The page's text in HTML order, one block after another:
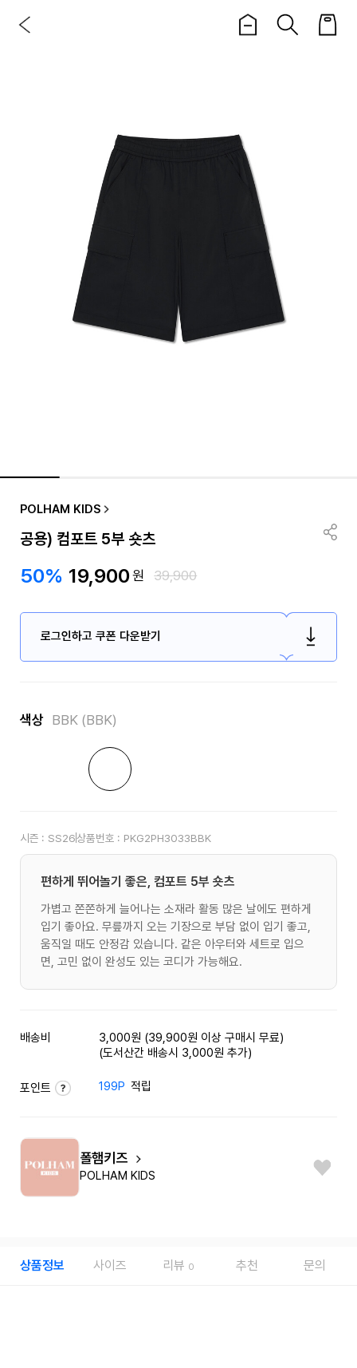
POLHAM KIDS
공용) 컴포트 5부 숏츠
50% 19,900원 39,900
로그인하고 쿠폰 다운받기
색상 BBK (BBK)
시즌 : SS26상품번호 : PKG2PH3033BBK
편하게 뛰어놀기 좋은, 컴포트 5부 숏츠
가볍고 쫀쫀하게 늘어나는 소재라 활동 많은 날에도 편하게
입기 좋아요. 무릎까지 오는 기장으로 부담 없이 입기 좋고,
움직일 때도 안정감 있습니다. 같은 아우터와 세트로 입으
면, 고민 없이 완성도 있는 코디가 가능해요.
배송비
3,000원 (39,900원 이상 구매시 무료)
(도서산간 배송시 3,000원 추가)
포인트 199P 적립
폴햄키즈
POLHAM KIDS
상품정보 사이즈 리뷰 0 추천 문의